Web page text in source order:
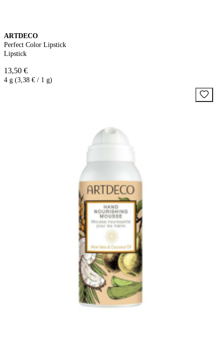
ARTDECO
Perfect Color Lipstick
Lipstick
13,50 €
4 g (3,38 € / 1 g)